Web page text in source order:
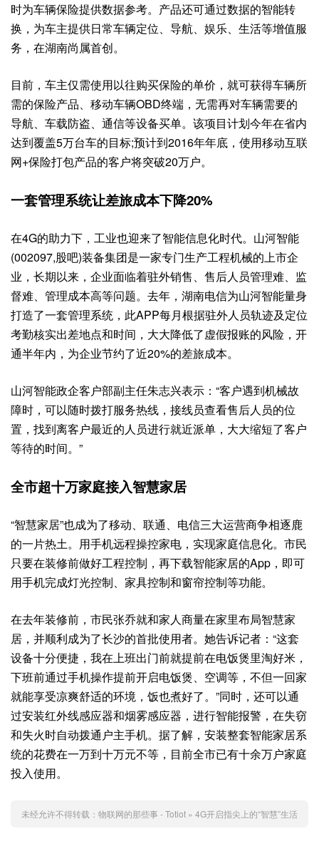
时为车辆保险提供数据参考。产品还可通过数据的智能转
换，为车主提供日常车辆定位、导航、娱乐、生活等增值服
务，在湖南尚属首创。
目前，车主仅需使用以往购买保险的单价，就可获得车辆所
需的保险产品、移动车辆OBD终端，无需再对车辆需要的
导航、车载防盗、通信等设备买单。该项目计划今年在省内
达到覆盖5万台车的目标;预计到2016年年底，使用移动互联
网+保险打包产品的客户将突破20万户。
一套管理系统让差旅成本下降20%
在4G的助力下，工业也迎来了智能信息化时代。山河智能
(002097,股吧)装备集团是一家专门生产工程机械的上市企
业，长期以来，企业面临着驻外销售、售后人员管理难、监
督难、管理成本高等问题。去年，湖南电信为山河智能量身
打造了一套管理系统，此APP每月根据驻外人员轨迹及定位
考勤核实出差地点和时间，大大降低了虚假报账的风险，开
通半年内，为企业节约了近20%的差旅成本。
山河智能政企客户部副主任朱志兴表示：“客户遇到机械故
障时，可以随时拨打服务热线，接线员查看售后人员的位
置，找到离客户最近的人员进行就近派单，大大缩短了客户
等待的时间。”
全市超十万家庭接入智慧家居
“智慧家居”也成为了移动、联通、电信三大运营商争相逐鹿
的一片热土。用手机远程操控家电，实现家庭信息化。市民
只要在装修前做好工程控制，再下载智能家居的App，即可
用手机完成灯光控制、家具控制和窗帘控制等功能。
在去年装修前，市民张乔就和家人商量在家里布局智慧家
居，并顺利成为了长沙的首批使用者。她告诉记者：“这套
设备十分便捷，我在上班出门前就提前在电饭煲里淘好米，
下班前通过手机操作提前开启电饭煲、空调等，不但一回家
就能享受凉爽舒适的环境，饭也煮好了。”同时，还可以通
过安装红外线感应器和烟雾感应器，进行智能报警，在失窃
和失火时自动拨通户主手机。据了解，安装整套智能家居系
统的花费在一万到十万元不等，目前全市已有十余万户家庭
投入使用。
未经允许不得转载： 物联网的那些事 - Totiot » 4G开启指尖上的“智慧”生活